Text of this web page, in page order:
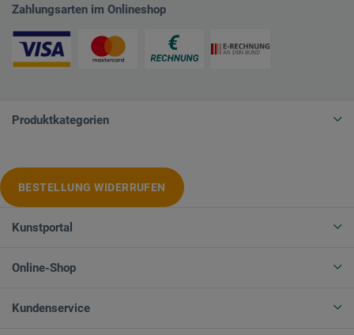
Zahlungsarten im Onlineshop
Produktkategorien
BESTELLUNG WIDERRUFEN
Kunstportal
Online-Shop
Kundenservice